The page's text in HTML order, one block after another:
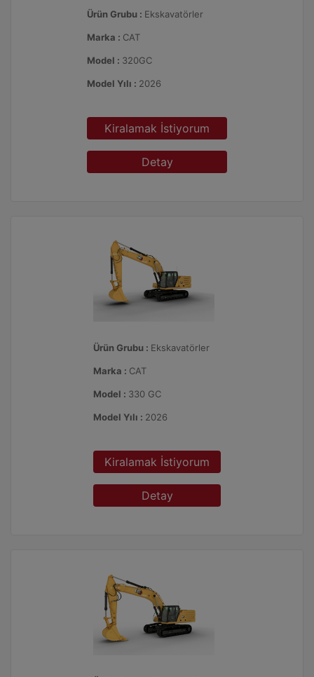
Ürün Grubu : Ekskavatörler
Marka : CAT
Model : 320GC
Model Yılı : 2026
Kiralamak İstiyorum
Detay
Ürün Grubu : Ekskavatörler
Marka : CAT
Model : 330 GC
Model Yılı : 2026
Kiralamak İstiyorum
Detay